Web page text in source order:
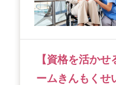
【資格を活か
ームきんもくせ